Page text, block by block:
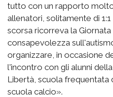
tutto con un rapporto
allenatori, solitamente di
scorsa ricorreva la
consapevolezza
organizzare, in occasione
l'incontro con gli alunni
Libertà, scuola frequentata
scuola calcio».